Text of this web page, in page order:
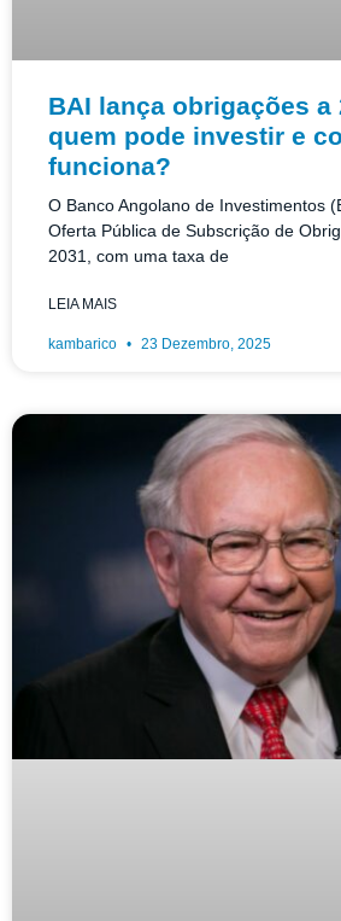
BAI lança obrigações a
quem pode investir e
funciona?
O Banco Angolano de Investimentos
Oferta Pública de Subscrição de
2031, com uma taxa de
LEIA MAIS
kambarico 23 Dezembro, 2025